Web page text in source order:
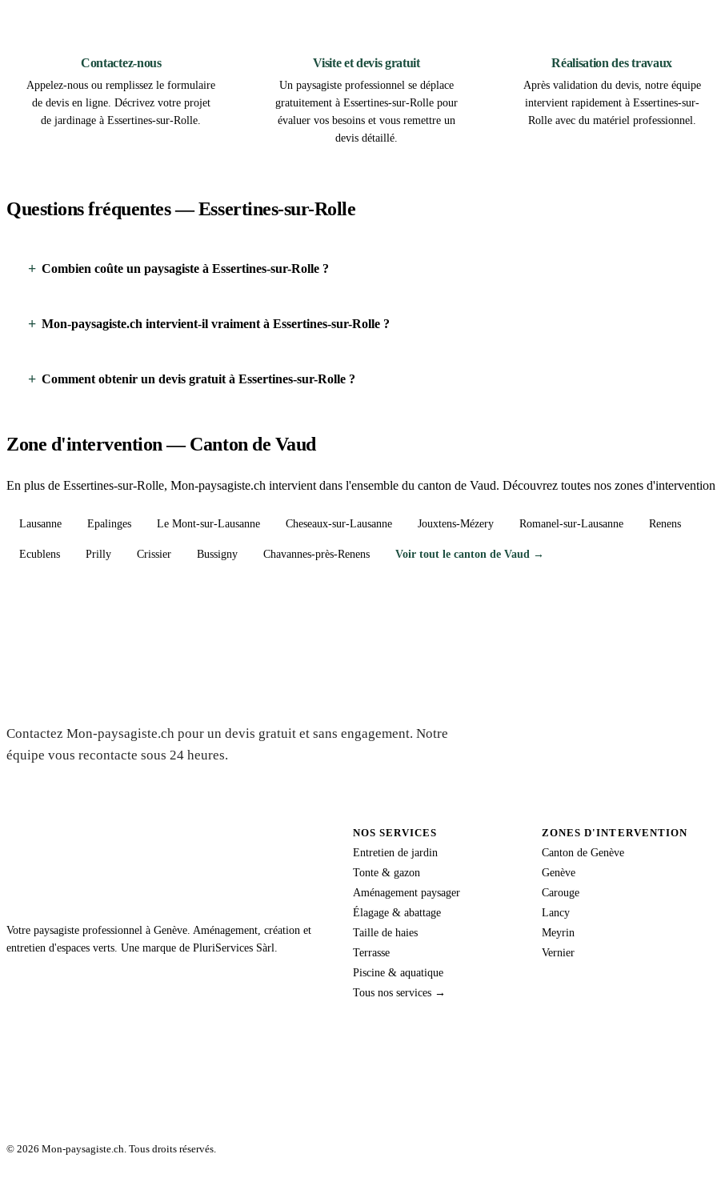
Contactez-nous
Appelez-nous ou remplissez le formulaire
de devis en ligne. Décrivez votre projet
de jardinage à Essertines-sur-Rolle.
Visite et devis gratuit
Un paysagiste professionnel se déplace
gratuitement à Essertines-sur-Rolle pour
évaluer vos besoins et vous remettre un
devis détaillé.
Réalisation des travaux
Après validation du devis, notre équipe
intervient rapidement à Essertines-sur-
Rolle avec du matériel professionnel.
Questions fréquentes — Essertines-sur-Rolle
Combien coûte un paysagiste à Essertines-sur-Rolle ?
Mon-paysagiste.ch intervient-il vraiment à Essertines-sur-Rolle ?
Comment obtenir un devis gratuit à Essertines-sur-Rolle ?
Zone d'intervention — Canton de Vaud
En plus de Essertines-sur-Rolle, Mon-paysagiste.ch intervient dans l'ensemble du canton de Vaud. Découvrez toutes nos zones d'intervention
Lausanne Epalinges Le Mont-sur-Lausanne Cheseaux-sur-Lausanne Jouxtens-Mézery Romanel-sur-Lausanne Renens
Ecublens Prilly Crissier Bussigny Chavannes-près-Renens Voir tout le canton de Vaud →
Contactez Mon-paysagiste.ch pour un devis gratuit et sans engagement. Notre
équipe vous recontacte sous 24 heures.
Votre paysagiste professionnel à Genève. Aménagement, création et
entretien d'espaces verts. Une marque de PluriServices Sàrl.
NOS SERVICES
Entretien de jardin
Tonte & gazon
Aménagement paysager
Élagage & abattage
Taille de haies
Terrasse
Piscine & aquatique
Tous nos services →
ZONES D'INTERVENTION
Canton de Genève
Genève
Carouge
Lancy
Meyrin
Vernier
© 2026 Mon-paysagiste.ch. Tous droits réservés.